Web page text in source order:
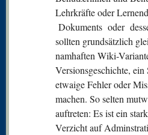
Lehrkräfte oder
Dokuments oder
sollten grundsätzlich
namhaften Wiki-
Versionsgeschichte, ein
etwaige Fehler oder
machen. So selten
auftreten: Es ist ein
Verzicht auf